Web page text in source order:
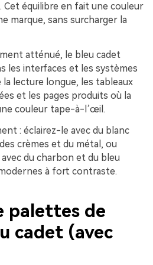
équilibre en fait une couleur
marque, sans surcharger la
atténué, le bleu cadet
les interfaces et les systèmes
la lecture longue, les tableaux
et les pages produits où la
couleur tape-à-l’œil.
: éclairez-le avec du blanc
crèmes et du métal, ou
du charbon et du bleu
à fort contraste.
palettes de
cadet (avec